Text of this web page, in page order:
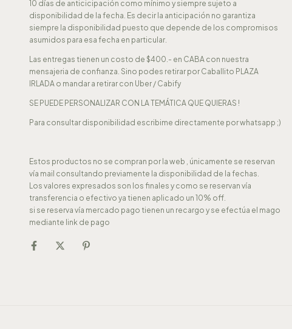
10 días de anticicipación como mínimo y siempre sujeto a
disponibilidad de la fecha. Es decir la anticipación no garantiza
siempre la disponibilidad puesto que depende de los compromisos
asumidos para esa fecha en particular.
Las entregas tienen un costo de $400.- en CABA con nuestra
mensajeria de confianza. Sino podes retirar por Caballito PLAZA
IRLADA o mandar a retirar con Uber / Cabify
SE PUEDE PERSONALIZAR CON LA TEMÁTICA QUE QUIERAS !
Para consultar disponibilidad escribime directamente por whatsapp ;)
Estos productos no se compran por la web , únicamente se reservan
vía mail consultando previamente la disponibilidad de la fechas.
Los valores expresados son los finales y como se reservan vía
transferencia o efectivo ya tienen aplicado un 10% off.
si se reserva vía mercado pago tienen un recargo y se efectúa el mago
mediante link de pago